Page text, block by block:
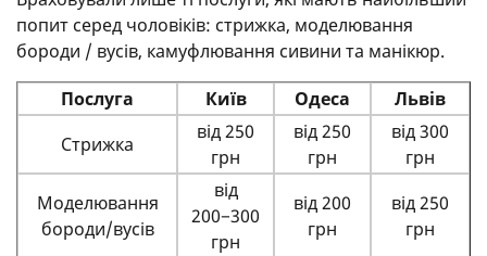
попит серед чоловіків: стрижка, моделювання
бороди / вусів, камуфлювання сивини та манікюр.
Послуга
Київ Одеса
Львів
Стрижка
від 250
грн
від 250
грн
від 300
грн
Моделювання
бороди/вусів
від
200−300
грн
від 200
грн
від 250
грн